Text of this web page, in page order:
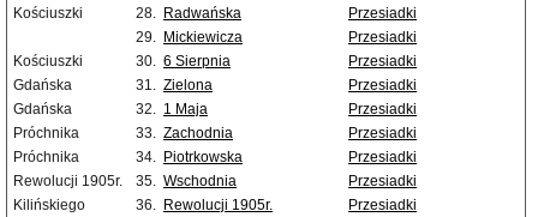
Kościuszki
28. Radwańska
Przesiadki
29. Mickiewicza
Przesiadki
Kościuszki
30. 6 Sierpnia
Przesiadki
Gdańska
31. Zielona
Przesiadki
Gdańska
32. 1 Maja
Przesiadki
Próchnika
33. Zachodnia
Przesiadki
Próchnika
34. Piotrkowska
Przesiadki
Rewolucji 1905r.
35. Wschodnia
Przesiadki
Kilińskiego
36. Rewolucji 1905r.
Przesiadki